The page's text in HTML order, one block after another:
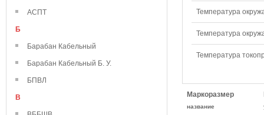
АСПТ
Б
Барабан Кабельный
Барабан Кабельный Б. У.
БПВЛ
В
Температура
Температура
Температура
Маркоразмер
название